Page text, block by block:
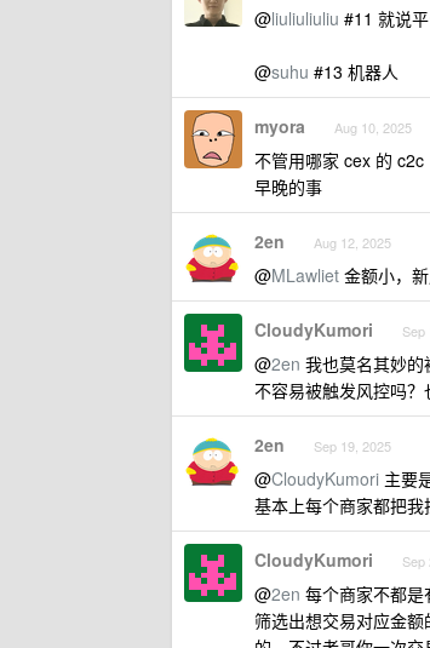
@liuliuliuliu #11 就说
@suhu #13 机器人
myora Aug 10, 2025
不管用哪家 cex 的
早晚的事
2en Aug 12, 2025
@MLawliet 金额小，
CloudyKumori Sep
@2en 我也莫名其妙
不容易被触发风控吗
2en Sep 19, 2025
@CloudyKumori 主要
基本上每个商家都把我
CloudyKumori Sep
@2en 每个商家不都
筛选出想交易对应金